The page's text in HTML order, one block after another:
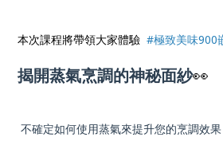
本次課程將帶領大家體驗 #極致美味900
揭開蒸氣烹調的神秘面紗👀
不確定如何使用蒸氣來提升您的烹調效果